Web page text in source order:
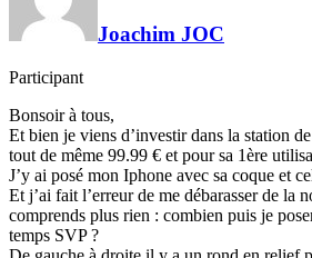
Joachim JOC
Participant
Bonsoir à tous,
Et bien je viens d’investir dans la station
tout de même 99.99 € et pour sa 1ère
J’y ai posé mon Iphone avec sa coque et
Et j’ai fait l’erreur de me débarasser de la
comprends plus rien : combien puis je
temps SVP ?